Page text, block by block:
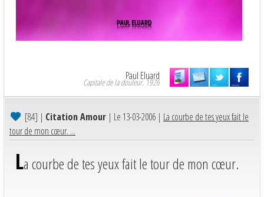
Paul Eluard
Capitale de la douleur. 1926
[84] | Citation Amour | Le 13-03-2006 | La courbe de tes yeux fait le
tour de mon cœur. ...
La courbe de tes yeux fait le tour de mon cœur.